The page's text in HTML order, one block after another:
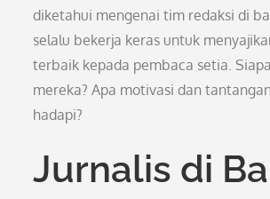
diketahui mengenai tim redaksi di
selalu bekerja keras untuk
terbaik kepada pembaca setia.
mereka? Apa motivasi dan
hadapi?
Jurnalis di